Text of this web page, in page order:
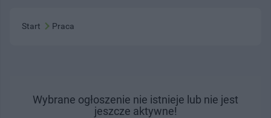
Start Praca
Wybrane ogłoszenie nie istnieje lub nie jest
jeszcze aktywne!